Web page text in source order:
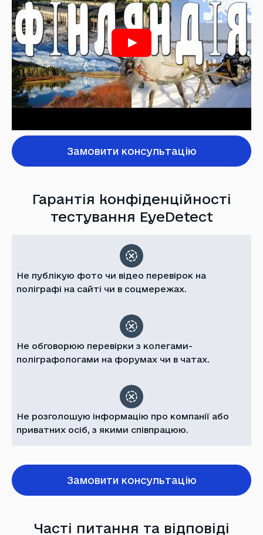
Замовити консультацію
Гарантія конфіденційності
тестування EyeDetect
Не публікую фото чи відео перевірок на
поліграфі на сайті чи в соцмережах.
Не обговорюю перевірки з колегами-
поліграфологами на форумах чи в чатах.
Не розголошую інформацію про компанії або
приватних осіб, з якими співпрацюю.
Замовити консультацію
Часті питання та відповіді